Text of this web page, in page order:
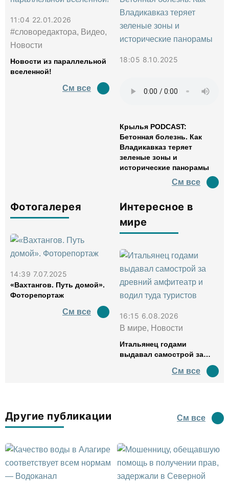
11:04 22.01.2026
#словоредактора, Видео,
Новости
Новости из параллельной
вселенной!
См все
18:05 8.10.2025
Крылья PODCAST:
Бетонная болезнь. Как
Владикавказ теряет
зеленые зоны и
исторические панорамы
См все
Фотогалерея
14:39 7.07.2025
«Вахтангов. Путь домой».
Фоторепортаж
См все
Интересное в
мире
16:15 6.08.2026
В мире, Новости
Итальянец годами
выдавал самострой за
водил туда туристов
См все
Другие публикации См все